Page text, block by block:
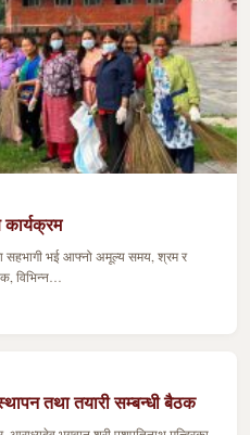
कार्यक्रम
सहभागी भई आफ्नो अमूल्य समय, श्रम र
विभिन्न…
तथा तयारी सम्बन्धी बैठक